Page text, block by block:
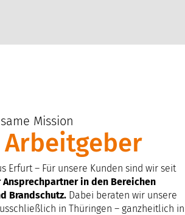
Mission
Erfurt – Für unsere Kunden sind wir seit
in den Bereichen
Brandschutz. Dabei beraten wir unsere
in Thüringen – ganzheitlich in